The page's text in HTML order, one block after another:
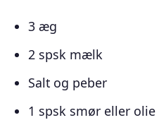
3 æg
2 spsk mælk
Salt og peber
1 spsk smør eller olie